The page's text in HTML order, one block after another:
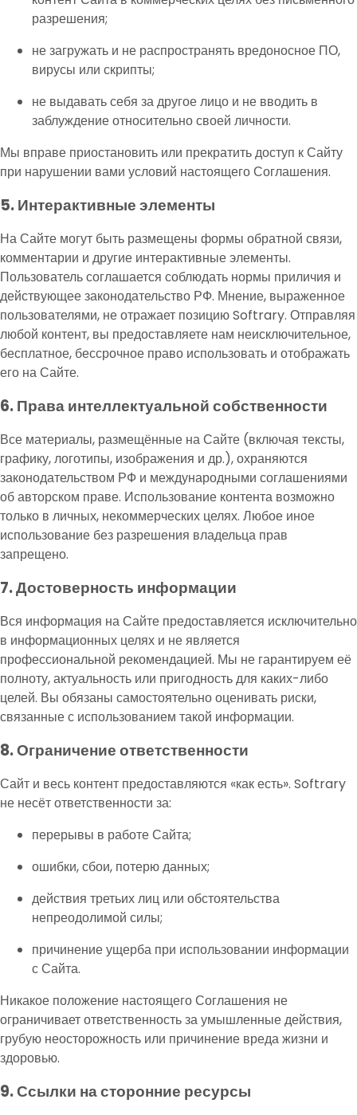
разрешения;
не загружать и не распространять вредоносное ПО,
вирусы или скрипты;
не выдавать себя за другое лицо и не вводить в
заблуждение относительно своей личности.
Мы вправе приостановить или прекратить доступ к Сайту
при нарушении вами условий настоящего Соглашения.
5. Интерактивные элементы
На Сайте могут быть размещены формы обратной связи,
комментарии и другие интерактивные элементы.
Пользователь соглашается соблюдать нормы приличия и
действующее законодательство РФ. Мнение, выраженное
пользователями, не отражает позицию Softrary. Отправляя
любой контент, вы предоставляете нам неисключительное,
бесплатное, бессрочное право использовать и отображать
его на Сайте.
6. Права интеллектуальной собственности
Все материалы, размещённые на Сайте (включая тексты,
графику, логотипы, изображения и др.), охраняются
законодательством РФ и международными соглашениями
об авторском праве. Использование контента возможно
только в личных, некоммерческих целях. Любое иное
использование без разрешения владельца прав
запрещено.
7. Достоверность информации
Вся информация на Сайте предоставляется исключительно
в информационных целях и не является
профессиональной рекомендацией. Мы не гарантируем её
полноту, актуальность или пригодность для каких-либо
целей. Вы обязаны самостоятельно оценивать риски,
связанные с использованием такой информации.
8. Ограничение ответственности
Сайт и весь контент предоставляются «как есть». Softrary
не несёт ответственности за:
перерывы в работе Сайта;
ошибки, сбои, потерю данных;
действия третьих лиц или обстоятельства
непреодолимой силы;
причинение ущерба при использовании информации
с Сайта.
Никакое положение настоящего Соглашения не
ограничивает ответственность за умышленные действия,
грубую неосторожность или причинение вреда жизни и
здоровью.
9. Ссылки на сторонние ресурсы